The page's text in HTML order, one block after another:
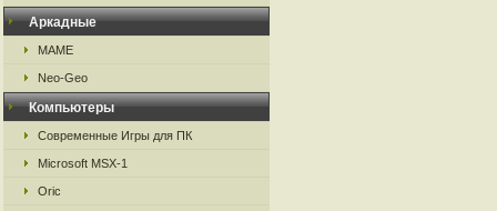
Аркадные
MAME
Neo-Geo
Компьютеры
Современные Игры для ПК
Microsoft MSX-1
Oric